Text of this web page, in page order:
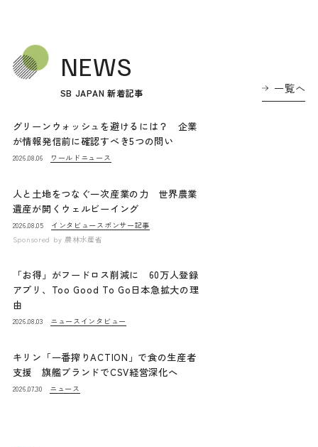
NEWS
SB JAPAN 新着記事 一覧へ
グリーンウォッシュを避けるには？ 企業
が情報発信前に確認すべき5つの問い
2026.08.06 ワールドニュース
人と土地をつなぐ一次産業の力 世界農業
遺産が開くウェルビーイング
2026.08.05 インタビュー スポンサー記事
Sponsored by 農林水産省
「お得」がフードロス削減に 60万人登録
アプリ、Too Good To Go日本急拡大の理
由
2026.08.03 ニュース インタビュー
キリン「一番搾りACTION」で食の生産者
支援 旗艦ブランドでCSV経営深化へ
2026.07.30 ニュース